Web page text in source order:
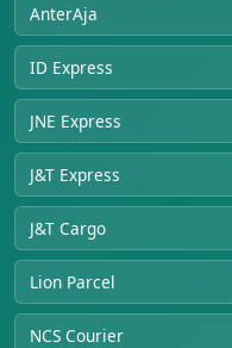
AnterAja
ID Express
JNE Express
J&T Express
J&T Cargo
Lion Parcel
NCS Courier